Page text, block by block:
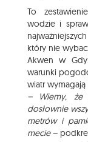
To
wodzie i
który nie
Akwen w
warunki
wiatr
– Wiemy, że
dosłownie
metrów i
mecie–